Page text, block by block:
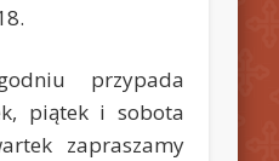
przypada
piątek i sobota
zapraszamy